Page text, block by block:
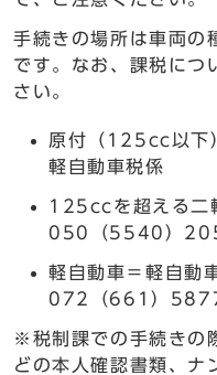
手続きの場所は車両の
です。なお、課税につ
さい。
原付（125cc以下
軽自動車税係
125ccを超える二
050（5540）
軽自動車＝軽自動
072（661）
※税制課での手続きの
どの本人確認書類、ナ